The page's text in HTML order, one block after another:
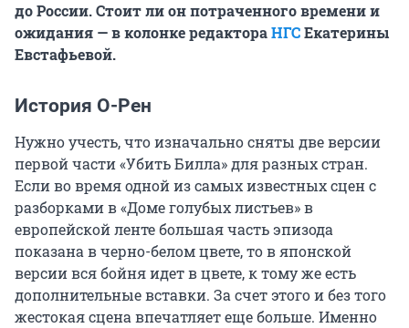
до России. Стоит ли он потраченного времени и
ожидания — в колонке редактораНГСЕкатерины
Евстафьевой.
История О-Рен
Нужно учесть, что изначально сняты две версии
первой части «Убить Билла» для разных стран.
Если во время одной из самых известных сцен с
разборками в «Доме голубых листьев» в
европейской ленте большая часть эпизода
показана в черно-белом цвете, то в японской
версии вся бойня идет в цвете, к тому же есть
дополнительные вставки. За счет этого и без того
жестокая сцена впечатляет еще больше. Именно